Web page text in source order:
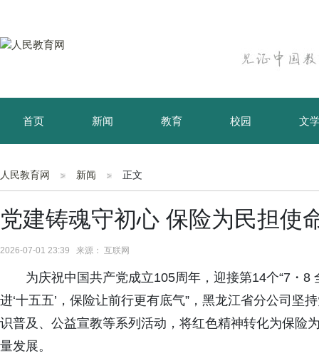
首页 新闻 教育 校园 文
育儿 资讯
人民教育网 新闻 正文
党建铸魂守初心 保险为民担使
2026-07-01 23:39 来源： 互联网
为庆祝中国共产党成立105周年，迎接第14个“7・8
进‘十五五’，保险让前行更有底气”，黑龙江省分公司
识普及、公益宣教等系列活动，将红色精神转化为保险
量发展。